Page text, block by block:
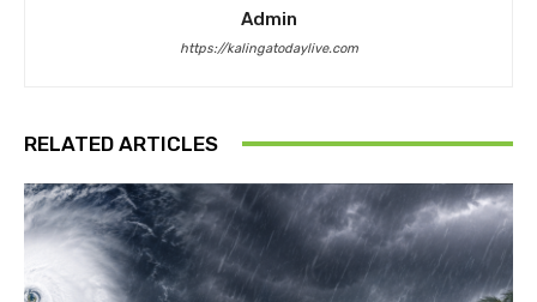
Admin
https://kalingatodaylive.com
RELATED ARTICLES